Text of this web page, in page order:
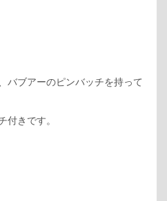
バブアーのピンバッチを持って
付きです。